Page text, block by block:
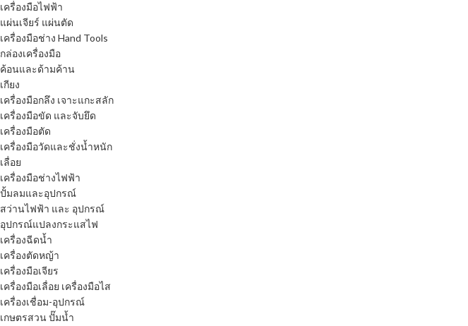
เครื่องมือไฟฟ้า
แผ่นเจียร์ แผ่นตัด
เครื่องมือช่าง Hand Tools
กล่องเครื่องมือ
ค้อนและด้ามค้าน
เกียง
เครื่องมือกลึง เจาะแกะสลัก
เครื่องมือขัด และจับยึด
เครื่องมือตัด
เครื่องมือวัดและชั่งน้ำหนัก
เลื่อย
เครื่องมือช่างไฟฟ้า
ปั้มลมและอุปกรณ์
สว่านไฟฟ้า และ อุปกรณ์
อุปกรณ์แปลงกระแสไฟ
เครื่องฉีดน้ำ
เครื่องตัดหญ้า
เครื่องมือเจียร
เครื่องมือเลื่อย เครื่องมือไส
เครื่องเชื่อม-อุปกรณ์
เกษตรสวน ปั๊มน้ำ